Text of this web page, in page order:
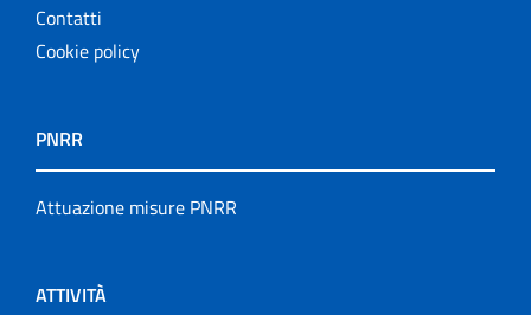
Contatti
Cookie policy
PNRR
Attuazione misure PNRR
ATTIVITÀ